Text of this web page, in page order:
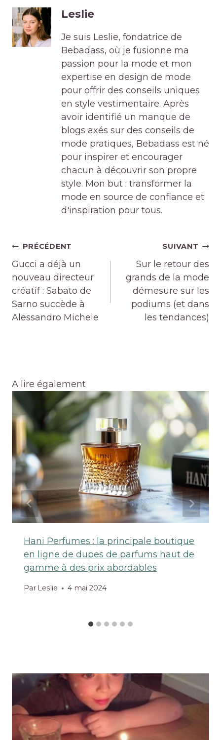
Leslie
Je suis Leslie, fondatrice de
Bebadass, où je fusionne ma
passion pour la mode et mon
expertise en design de mode
pour offrir des conseils uniques
en style vestimentaire. Après
avoir identifié un manque de
blogs axés sur des conseils de
mode pratiques, Bebadass est né
pour inspirer et encourager
chacun à découvrir son propre
style. Mon but : transformer la
mode en source de confiance et
d'inspiration pour tous.
Navigation
de
PRÉCÉDENT
Gucci a déjà un
nouveau directeur
créatif : Sabato de
Sarno succède à
Alessandro Michele
SUIVANT
Sur le retour des
grands de la mode
démesure sur les
podiums (et dans
les tendances)
A lire également
Hani Perfumes : la principale boutique
en ligne de dupes de parfums haut de
gamme à des prix abordables
Par Leslie 4 mai 2024